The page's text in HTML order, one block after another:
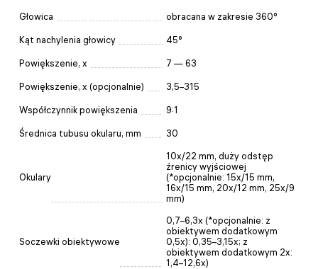
Głowica obracana w zakresie 360°
Kąt nachylenia głowicy 45°
Powiększenie, x 7 — 63
Powiększenie, x (opcjonalnie) 3,5–315
Współczynnik powiększenia 9:1
Średnica tubusu okularu, mm 30
Okulary
10x/22 mm, duży odstęp
źrenicy wyjściowej
(*opcjonalnie: 15x/15 mm,
16x/15 mm, 20x/12 mm, 25x/9
mm)
Soczewki obiektywowe
0,7–6,3x (*opcjonalnie: z
obiektywem dodatkowym
0,5x): 0,35–3,15x; z
obiektywem dodatkowym 2x:
1,4–12,6x)